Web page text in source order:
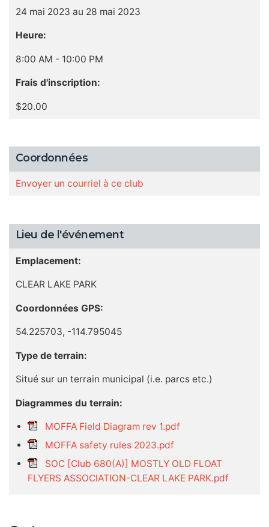
24 mai 2023 au 28 mai 2023
Heure:
8:00 AM - 10:00 PM
Frais d'inscription:
$20.00
Coordonnées
Envoyer un courriel à ce club
Lieu de l'événement
Emplacement:
CLEAR LAKE PARK
Coordonnées GPS:
54.225703, -114.795045
Type de terrain:
Situé sur un terrain municipal (i.e. parcs etc.)
Diagrammes du terrain:
MOFFA Field Diagram rev 1.pdf
MOFFA safety rules 2023.pdf
SOC [Club 680(A)] MOSTLY OLD FLOAT
FLYERS ASSOCIATION-CLEAR LAKE PARK.pdf